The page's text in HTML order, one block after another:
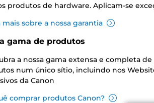
produtos de hardware. Aplicam-se
mais sobre a nossa garantia
gama de produtos
a nossa gama extensa e completa de
num único sítio, incluindo nos
da Canon
comprar produtos Canon?